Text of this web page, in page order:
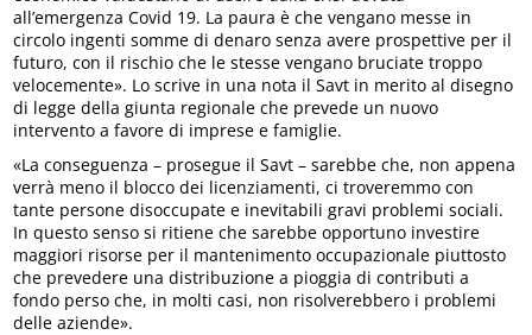
all’emergenza Covid 19. La paura è che vengano messe in
circolo ingenti somme di denaro senza avere prospettive per il
futuro, con il rischio che le stesse vengano bruciate troppo
velocemente». Lo scrive in una nota il Savt in merito al disegno
di legge della giunta regionale che prevede un nuovo
intervento a favore di imprese e famiglie.
«La conseguenza – prosegue il Savt – sarebbe che, non appena
verrà meno il blocco dei licenziamenti, ci troveremmo con
tante persone disoccupate e inevitabili gravi problemi sociali.
In questo senso si ritiene che sarebbe opportuno investire
maggiori risorse per il mantenimento occupazionale piuttosto
che prevedere una distribuzione a pioggia di contributi a
fondo perso che, in molti casi, non risolverebbero i problemi
delle aziende».